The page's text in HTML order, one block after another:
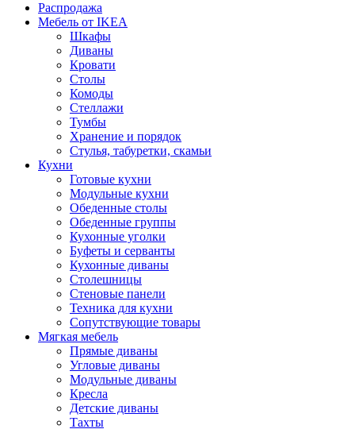
Распродажа
Мебель от IKEA
Шкафы
Диваны
Кровати
Столы
Комоды
Стеллажи
Тумбы
Хранение и порядок
Стулья, табуретки, скамьи
Кухни
Готовые кухни
Модульные кухни
Обеденные столы
Обеденные группы
Кухонные уголки
Буфеты и серванты
Кухонные диваны
Столешницы
Стеновые панели
Техника для кухни
Сопутствующие товары
Мягкая мебель
Прямые диваны
Угловые диваны
Модульные диваны
Кресла
Детские диваны
Тахты